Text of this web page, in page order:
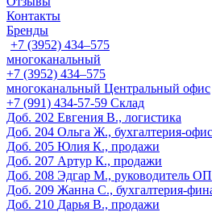
Контакты
Бренды
+7 (3952) 434‒575
многоканальный
+7 (3952) 434‒575
многоканальный Центральный офис
‎+7 (991) 434-57-59 Склад
Доб. 202 Евгения В., логистика
Доб. 204 Ольга Ж., бухгалтерия-офис
Доб. 205 Юлия К., продажи
Доб. 207 Артур К., продажи
Доб. 208 Эдгар М., руководитель ОП
Доб. 209 Жанна С., бухгалтерия-
Доб. 210 Дарья В., продажи